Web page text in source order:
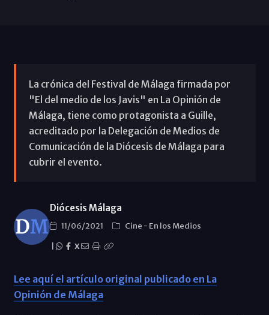
La crónica del Festival de Málaga firmada por
"El del medio de los Javis" en La Opinión de
Málaga, tiene como protagonista a Guille,
acreditado por la Delegación de Medios de
Comunicación de la Diócesis de Málaga para
cubrir el evento.
Diócesis Málaga
11/06/2021 Cine - En los Medios
X
Lee aquí el artículo original publicado en La
Opinión de Málaga